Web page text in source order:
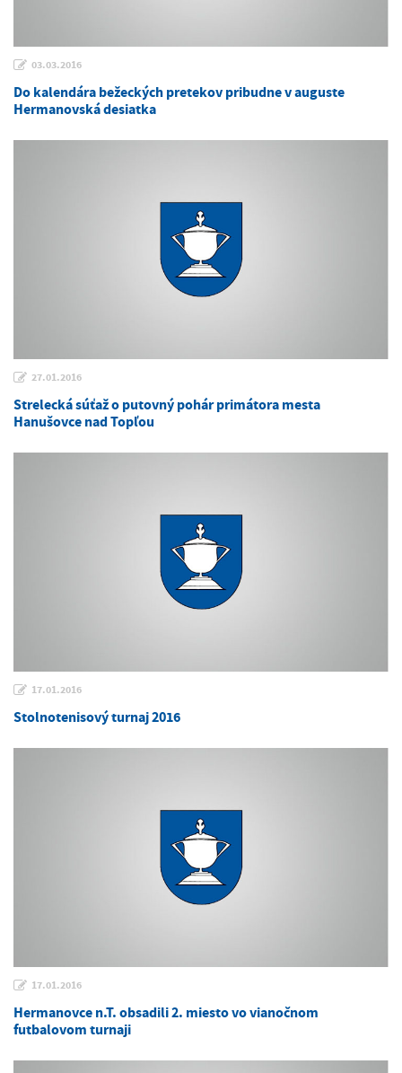
03.03.2016
Do kalendára bežeckých pretekov pribudne v auguste
Hermanovská desiatka
27.01.2016
Strelecká súťaž o putovný pohár primátora mesta
Hanušovce nad Topľou
17.01.2016
Stolnotenisový turnaj 2016
17.01.2016
Hermanovce n.T. obsadili 2. miesto vo vianočnom
futbalovom turnaji